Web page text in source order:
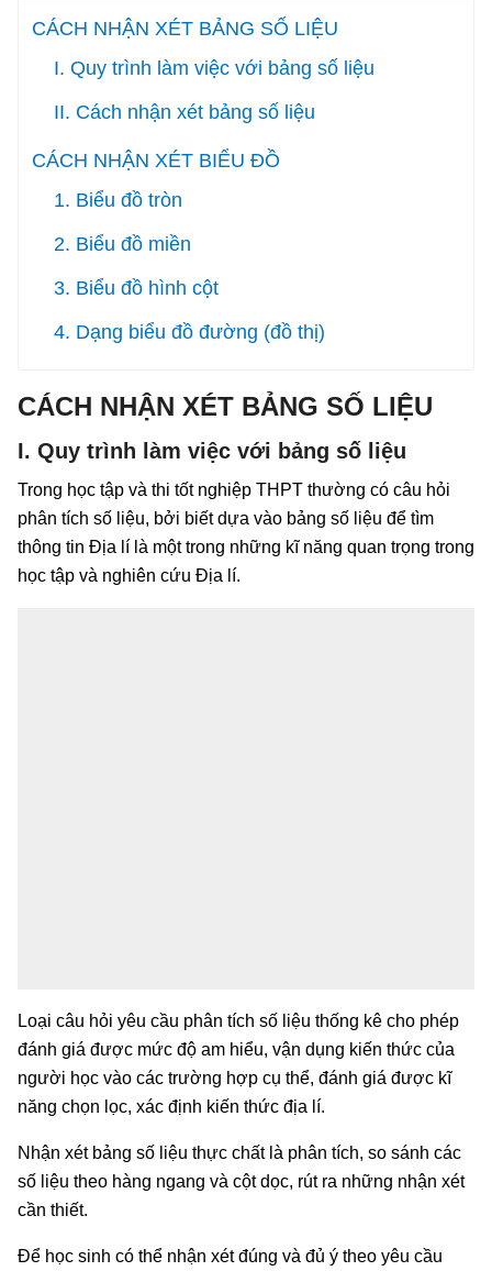
CÁCH NHẬN XÉT BẢNG SỐ LIỆU
I. Quy trình làm việc với bảng số liệu
II. Cách nhận xét bảng số liệu
CÁCH NHẬN XÉT BIỂU ĐỒ
1. Biểu đồ tròn
2. Biểu đồ miền
3. Biểu đồ hình cột
4. Dạng biểu đồ đường (đồ thị)
CÁCH NHẬN XÉT BẢNG SỐ LIỆU
I. Quy trình làm việc với bảng số liệu
Trong học tập và thi tốt nghiệp THPT thường có câu hỏi
phân tích số liệu, bởi biết dựa vào bảng số liệu để tìm
thông tin Địa lí là một trong những kĩ năng quan trọng trong
học tập và nghiên cứu Địa lí.
Loại câu hỏi yêu cầu phân tích số liệu thống kê cho phép
đánh giá được mức độ am hiểu, vận dụng kiến thức của
người học vào các trường hợp cụ thể, đánh giá được kĩ
năng chọn lọc, xác định kiến thức địa lí.
Nhận xét bảng số liệu thực chất là phân tích, so sánh các
số liệu theo hàng ngang và cột dọc, rút ra những nhận xét
cần thiết.
Để học sinh có thể nhận xét đúng và đủ ý theo yêu cầu